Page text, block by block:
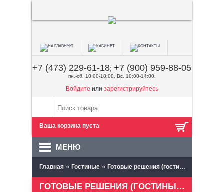
+7 (473) 229-61-18; +7 (900) 959-88-05
пн.-сб. 10:00-18:00, Вс. 10:00-14:00,
Войдите или зарегистрируйтесь
Ваша корзина пуста
МЕНЮ
Главная » Гостиные » Готовые решения (гостиные)
ГОТОВЫЕ РЕШЕНИЯ (ГОСТИНЫЕ) МК СТИЛЬ (ПЕНЗА)